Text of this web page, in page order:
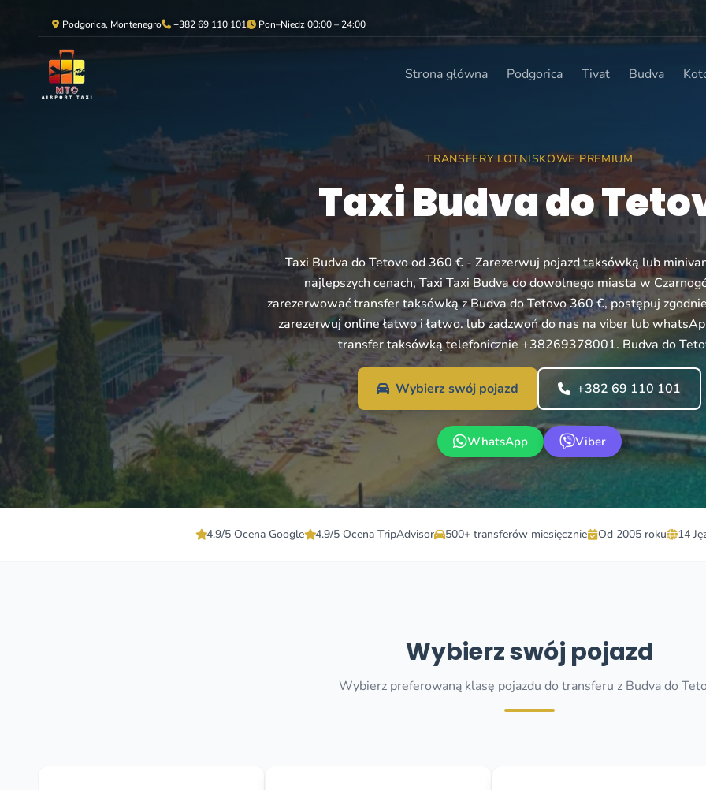
Podgorica, Montenegro +382 69 110 101 Pon–Niedz 00:00 – 24:00
Strona główna Podgorica Tivat Budva
TRANSFERY LOTNISKOWE PREMIUM
Taxi Budva do
Taxi Budva do Tetovo od 360 € - Zarezerwuj pojazd taksówką lub
najlepszych cenach, Taxi Taxi Budva do dowolnego miasta w
zarezerwować transfer taksówką z Budva do Tetovo 360 €, postępuj
zarezerwuj online łatwo i łatwo. lub zadzwoń do nas na viber lub
transfer taksówką telefonicznie +38269378001. Budva do
Wybierz swój pojazd +382 69 110 101
WhatsApp Viber
4.9/5 Ocena Google 4.9/5 Ocena TripAdvisor 500+ transferów miesięcznie Od 2005 roku 14
Wybierz swój pojazd
Wybierz preferowaną klasę pojazdu do transferu z Budva do